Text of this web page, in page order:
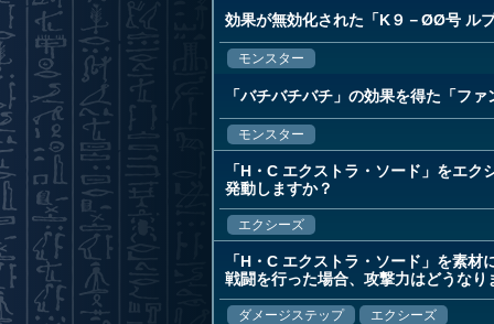
効果が無効化された「K９－ØØ号 ル
モンスター
「バチバチバチ」の効果を得た「フ
モンスター
「H・C エクストラ・ソード」をエ
発動しますか？
エクシーズ
「H・C エクストラ・ソード」を素
戦闘を行った場合、攻撃力はどうなり
ダメージステップ エクシーズ